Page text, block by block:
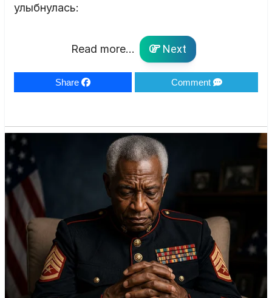
улыбнулась:
Read more... Next
Share Comment